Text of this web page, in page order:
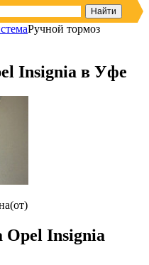
Ручной тормоз
Insignia в Уфе
Opel Insignia